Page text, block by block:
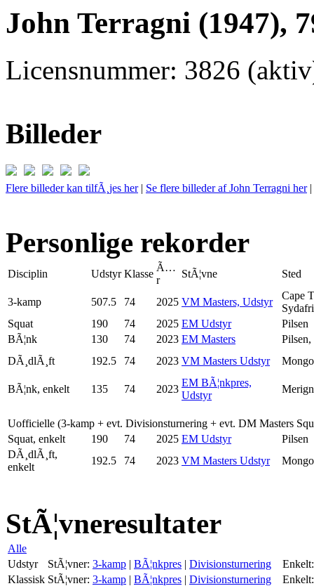
John Terragni (1947),
Licensnummer: 3826
Billeder
Flere billeder kan tilfÃ¸jes her| Se flere billeder af John Terragni her|
Personlige rekorder
Disciplin Udstyr Klasse
Ã…
r
StÃ¦vne Sted
3-kamp 507.5 74 2025 VM Masters, Udstyr
Cape
Squat
190 74 2025 EM Udstyr
Pilsen
BÃ¦nk
130 74 2023 EM Masters
DÃ¸dlÃ¸ft
192.5 74 2023 VM Masters Udstyr
BÃ¦nk, enkelt 135 74 2023
EM BÃ¦nkpres,
Udstyr
Uofficielle (3-kamp + evt. Divisionsturnering + evt. DM Masters
Squat, enkelt
190 74 2025 EM Udstyr
Pilsen
DÃ¸dlÃ¸ft,
enkelt
192.5 74 2023 VM Masters Udstyr
StÃ¦vneresultater
Alle
Udstyr
StÃ¦vner: 3-kamp | BÃ¦nkpres | Divisionsturnering
Enkelt:
Klassisk StÃ¦vner: 3-kamp | BÃ¦nkpres | Divisionsturnering
Enkelt: